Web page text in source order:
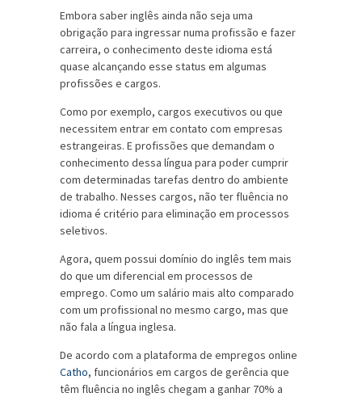
Embora saber inglês ainda não seja uma
obrigação para ingressar numa profissão e fazer
carreira, o conhecimento deste idioma está
quase alcançando esse status em algumas
profissões e cargos.
Como por exemplo, cargos executivos ou que
necessitem entrar em contato com empresas
estrangeiras. E profissões que demandam o
conhecimento dessa língua para poder cumprir
com determinadas tarefas dentro do ambiente
de trabalho. Nesses cargos, não ter fluência no
idioma é critério para eliminação em processos
seletivos.
Agora, quem possui domínio do inglês tem mais
do que um diferencial em processos de
emprego. Como um salário mais alto comparado
com um profissional no mesmo cargo, mas que
não fala a língua inglesa.
De acordo com a plataforma de empregos online
Catho, funcionários em cargos de gerência que
têm fluência no inglês chegam a ganhar 70% a